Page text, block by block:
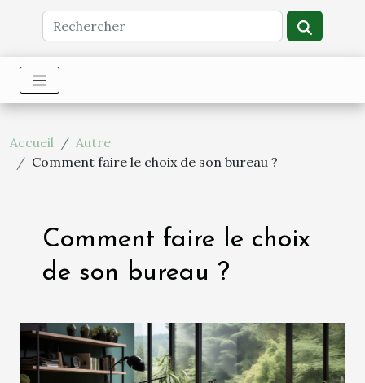
Accueil
Autre
Comment faire le choix de son bureau ?
Comment faire le choix
de son bureau ?